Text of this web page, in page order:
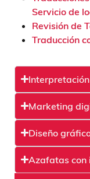
Servicio de
Revisión de
Traducción
Marketing
Diseño
Azafatas con